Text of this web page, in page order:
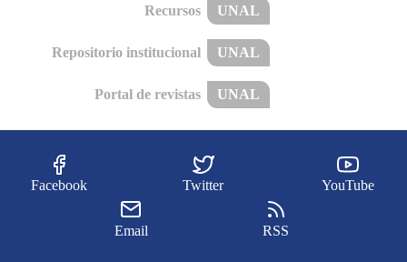
Recursos UNAL
Repositorio institucional UNAL
Portal de revistas UNAL
Facebook Twitter YouTube
Email RSS